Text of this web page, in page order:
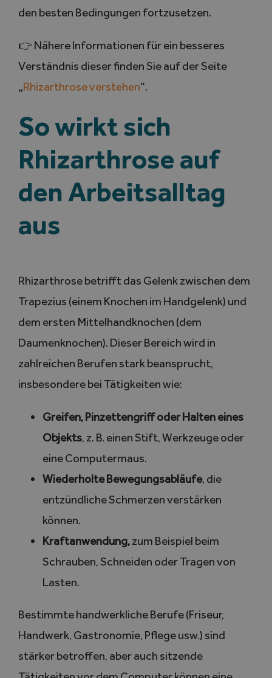
den besten Bedingungen fortzusetzen.
👉 Nähere Informationen für ein besseres
Verständnis dieser finden Sie auf der Seite
„Rhizarthrose verstehen“.
So wirkt sich
Rhizarthrose auf
den Arbeitsalltag
aus
Rhizarthrose betrifft das Gelenk zwischen dem
Trapezius (einem Knochen im Handgelenk) und
dem ersten Mittelhandknochen (dem
Daumenknochen). Dieser Bereich wird in
zahlreichen Berufen stark beansprucht,
insbesondere bei Tätigkeiten wie:
Greifen, Pinzettengriff oder Halten eines
Objekts, z. B. einen Stift, Werkzeuge oder
eine Computermaus.
Wiederholte Bewegungsabläufe, die
entzündliche Schmerzen verstärken
können.
Kraftanwendung,zum Beispiel beim
Schrauben, Schneiden oder Tragen von
Lasten.
Bestimmte handwerkliche Berufe (Friseur,
Handwerk, Gastronomie, Pflege usw.) sind
stärker betroffen, aber auch sitzende